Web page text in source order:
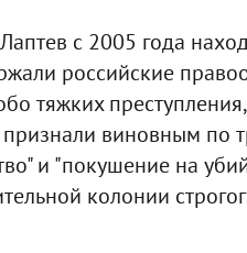
с 2005 года
российские
тяжких
виновным по
и "покушение на
колонии